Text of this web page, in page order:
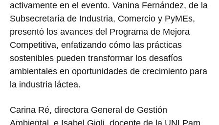
activamente en el evento. Vanina Fernández, de la
Subsecretaría de Industria, Comercio y PyMEs,
presentó los avances del Programa de Mejora
Competitiva, enfatizando cómo las prácticas
sostenibles pueden transformar los desafíos
ambientales en oportunidades de crecimiento para
la industria láctea.
Carina Ré, directora General de Gestión